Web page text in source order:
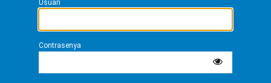
Usuari
Contrasenya